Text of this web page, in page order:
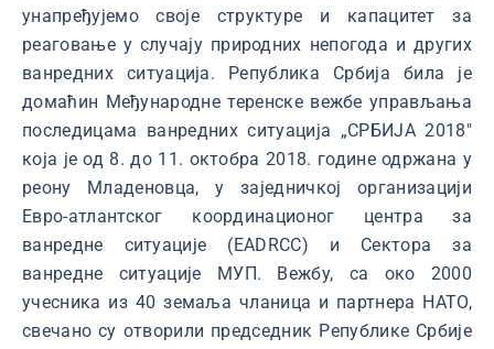
унапређујемо своје структуре и капацитет за
реаговање у случају природних непогода и других
ванредних ситуација. Република Србија била је
домаћин Међународне теренске вежбе управљања
последицама ванредних ситуација „СРБИЈА 2018"
која је од 8. до 11. октобра 2018. године одржана у
реону Млaденовца, у заједничкој организацији
Евро-атлантског координационог центра за
ванредне ситуације (EADRCC) и Сектора за
ванредне ситуације МУП. Вежбу, са око 2000
учесника из 40 земаља чланица и партнера НАТО,
свечано су отворили председник Републике Србије